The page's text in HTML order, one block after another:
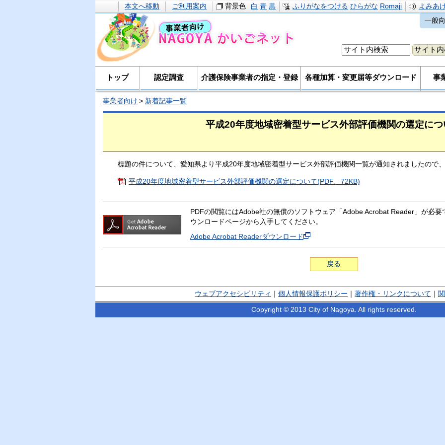
本文へ移動 ご利用案内 背景色 白 青 黒 ふりがなをつける ひらがな Romaji
よみあ
一般
トップ 認定調査 介護保険事業者の指定・登録 各種加算・変更届等ダウンロード 事
事業者向け 新着記事一覧
平成20年度地域密着型サービス外部評価機関の選定に
標題の件について、愛知県より平成20年度地域密着型サービス外部評価機関一覧が通知されましたので
平成20年度地域密着型サービス外部評価機関の選定について(PDF、72KB)
PDFの閲覧にはAdobe社の無償のソフトウェア「Adobe Acrobat Reader」が必
ウンロードページから入手してください。
Adobe Acrobat Readerダウンロード
戻る
ウェブアクセシビリティ 個人情報保護ポリシー 著作権・リンクについて
Copyright © 2013 City of Nagoya. All rights reserved.